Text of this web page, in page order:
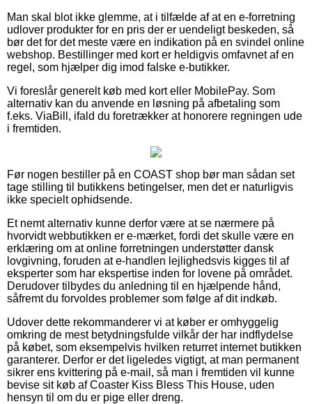
Man skal blot ikke glemme, at i tilfælde af at en e-forretning
udlover produkter for en pris der er uendeligt beskeden, så
bør det for det meste være en indikation på en svindel online
webshop. Bestillinger med kort er heldigvis omfavnet af en
regel, som hjælper dig imod falske e-butikker.
Vi foreslår generelt køb med kort eller MobilePay. Som
alternativ kan du anvende en løsning på afbetaling som
f.eks. ViaBill, ifald du foretrækker at honorere regningen ude
i fremtiden.
Før nogen bestiller på en COAST shop bør man sådan set
tage stilling til butikkens betingelser, men det er naturligvis
ikke specielt ophidsende.
Et nemt alternativ kunne derfor være at se nærmere på
hvorvidt webbutikken er e-mærket, fordi det skulle være en
erklæring om at online forretningen understøtter dansk
lovgivning, foruden at e-handlen lejlighedsvis kigges til af
eksperter som har ekspertise inden for lovene på området.
Derudover tilbydes du anledning til en hjælpende hånd,
såfremt du forvoldes problemer som følge af dit indkøb.
Udover dette rekommanderer vi at køber er omhyggelig
omkring de mest betydningsfulde vilkår der har indflydelse
på købet, som eksempelvis hvilken returret internet butikken
garanterer. Derfor er det ligeledes vigtigt, at man permanent
sikrer ens kvittering på e-mail, så man i fremtiden vil kunne
bevise sit køb af Coaster Kiss Bless This House, uden
hensyn til om du er pige eller dreng.